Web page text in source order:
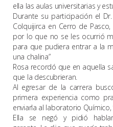
ella las aulas universitarias y
Durante su participación el
Colquijirca en Cerro de
por lo que no se les ocurrió
para que pudiera entrar a la
una chalina”
Rosa recordó que en aquella
que la descubrieran.
Al egresar de la carrera
primera experiencia como
enviarla al laboratorio Químico,
Ella se negó y pidió